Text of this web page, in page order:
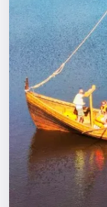
Города
Площадки
Артисты
Рейтинги